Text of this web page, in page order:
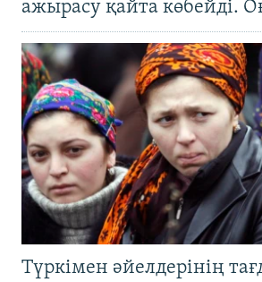
ажырасу қайта көбейді.
Түркімен әйелдерінің